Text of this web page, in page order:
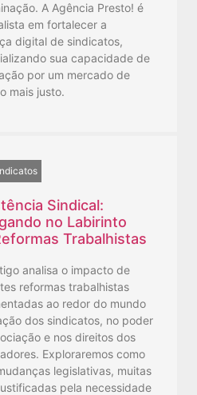
A Agência Presto! é
em fortalecer a
digital de sindicatos,
sua capacidade de
por um mercado de
mais justo.
Sindical:
no Labirinto
Trabalhistas
analisa o impacto de
reformas trabalhistas
ao redor do mundo
dos sindicatos, no poder
e nos direitos dos
Exploraremos como
legislativas, muitas
pela necessidade